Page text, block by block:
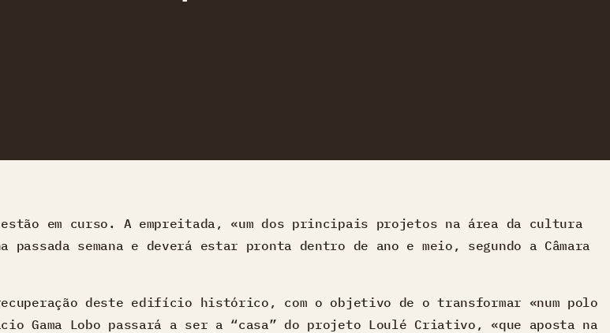
em curso. A empreitada, «um dos principais projetos na área da cultura
semana e deverá estar pronta dentro de ano e meio, segundo a Câmara
deste edifício histórico, com o objetivo de o transformar «num polo
Gama Lobo passará a ser a “casa” do projeto Loulé Criativo, «que aposta na